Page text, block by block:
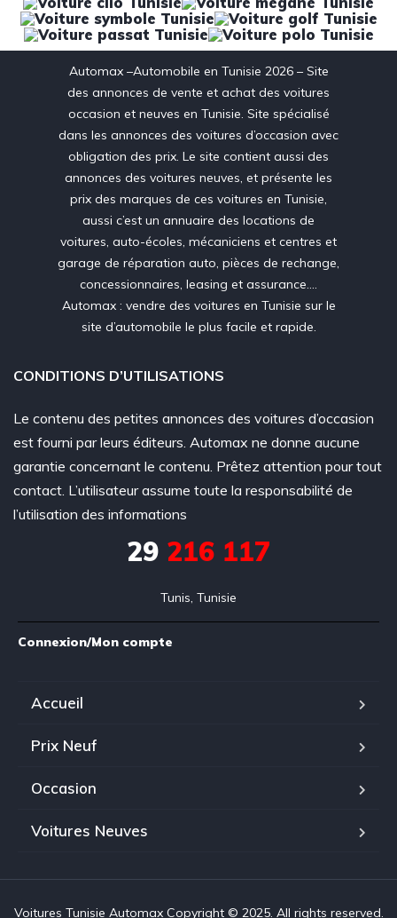
Automax –Automobile en Tunisie 2026 – Site
des annonces de vente et achat des voitures
occasion et neuves en Tunisie. Site spécialisé
dans les annonces des voitures d’occasion avec
obligation des prix. Le site contient aussi des
annonces des voitures neuves, et présente les
prix des marques de ces voitures en Tunisie,
aussi c’est un annuaire des locations de
voitures, auto-écoles, mécaniciens et centres et
garage de réparation auto, pièces de rechange,
concessionnaires, leasing et assurance….
Automax : vendre des voitures en Tunisie sur le
site d’automobile le plus facile et rapide.
CONDITIONS D’UTILISATIONS
Le contenu des petites annonces des voitures d’occasion
est fourni par leurs éditeurs. Automax ne donne aucune
garantie concernant le contenu. Prêtez attention pour tout
contact. L’utilisateur assume toute la responsabilité de
l’utilisation des informations
29 216 117
Tunis, Tunisie
Connexion/Mon compte
Accueil
Prix Neuf
Occasion
Voitures Neuves
Voitures Tunisie Automax Copyright © 2025. All rights reserved.